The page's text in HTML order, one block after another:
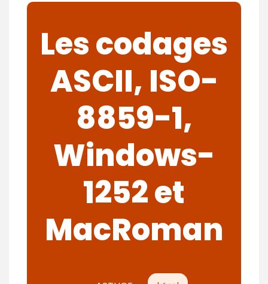
Les codages
ASCII, ISO-
8859-1,
Windows-
1252 et
MacRoman